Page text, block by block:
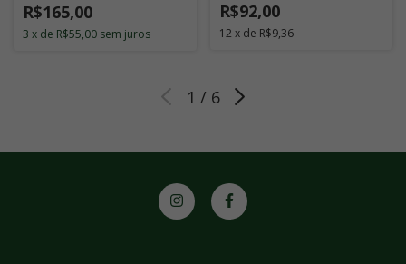
R$165,00
3 x de R$55,00 sem juros
R$92,00
12 x de R$9,36
1 / 6